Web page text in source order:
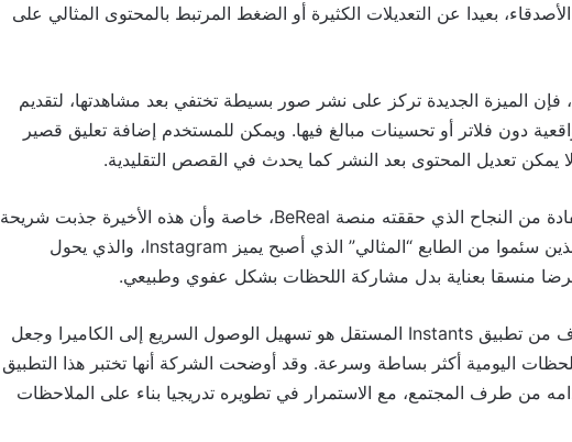
بعيدا عن التعديلات الكثيرة أو الضغط المرتبط بالمحتوى المثالي على
فإن الميزة الجديدة تركز على نشر صور بسيطة تختفي بعد مشاهدتها، لتقديم
دون فلاتر أو تحسينات مبالغ فيها. ويمكن للمستخدم إضافة تعليق قصير
يمكن تعديل المحتوى بعد النشر كما يحدث في القصص التقليدية.
من النجاح الذي حققته منصة BeReal، خاصة وأن هذه الأخيرة جذبت شريحة
سئموا من الطابع “المثالي” الذي أصبح يميز Instagram، والذي يحول
منسقا بعناية بدل مشاركة اللحظات بشكل عفوي وطبيعي.
أن الهدف من تطبيق Instants المستقل هو تسهيل الوصول السريع إلى الكاميرا وجعل
اليومية أكثر بساطة وسرعة. وقد أوضحت الشركة أنها تختبر هذا التطبيق
من طرف المجتمع، مع الاستمرار في تطويره تدريجيا بناء على الملاحظات